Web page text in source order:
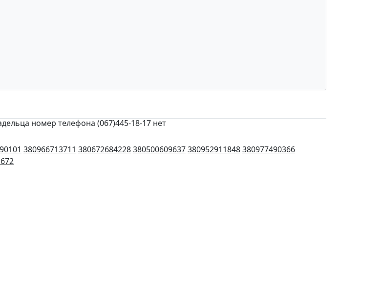
номер телефона (067)445-18-17 нет
380966713711 380672684228380500609637380952911848380977490366